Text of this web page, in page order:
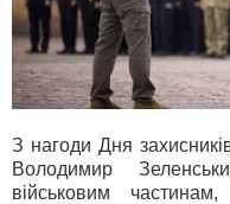
З нагоди Дня
Володимир
військовим